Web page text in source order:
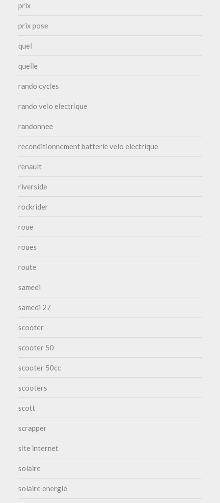
prix
prix pose
quel
quelle
rando cycles
rando velo electrique
randonnee
reconditionnement batterie velo electrique
renault
riverside
rockrider
roue
roues
route
samedi
samedi 27
scooter
scooter 50
scooter 50cc
scooters
scott
scrapper
site internet
solaire
solaire energie